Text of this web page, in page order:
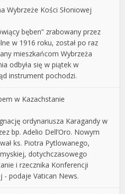
Wybrzeże Kości Słoniowej
bęben” zrabowany przez
w 1916 roku, został po raz
mieszkańcom Wybrzeża
odbyła się w piątek w
instrument pochodzi.
w Kazachstanie
ordynariusza Karagandy w
bp. Adelio Dell’Oro. Nowym
ks. Piotra Pytlowanego,
dotychczasowego
i rzecznika Konferencji
- podaje Vatican News.